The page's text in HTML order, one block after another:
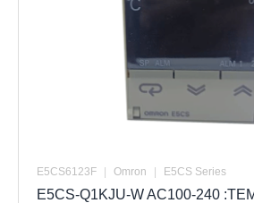
E5CS6123F Omron E5CS Series
E5CS-Q1KJU-W AC100-240